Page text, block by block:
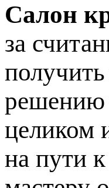
Салон
за
решению
целиком
на пути